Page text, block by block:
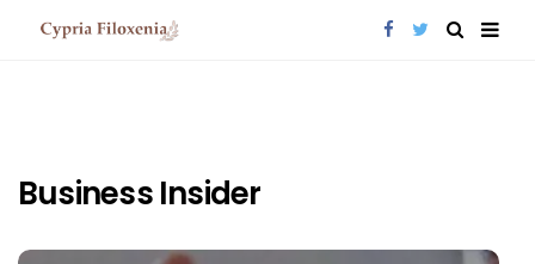
Business Insider